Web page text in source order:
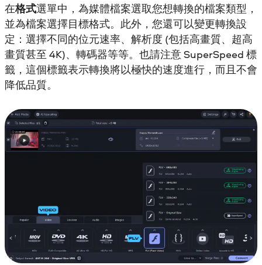
在格式選單中，為媒體檔案選取您想轉換的檔案類型，
並為檔案選擇目標格式。此外，您還可以變更轉換設
定：選擇不同的位元速率、解析度 (包括高畫質、超高
畫質甚至 4K)、轉碼器等等。也請注意 SuperSpeed 標
籤，這個標籤表示轉換將以極快的速度進行，而且不會
降低品質。